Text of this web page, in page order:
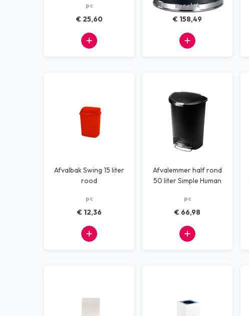
pc
€ 25,60
per stuk
€ 158,49
Afvalbak Swing 15 liter
rood
pc
€ 12,36
Afvalemmer half rond
50 liter Simple Human
pc
€ 66,98